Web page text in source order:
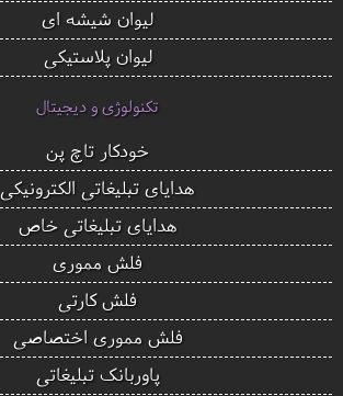
لیوان شیشه ای
لیوان پلاستیکی
تکنولوژی و دیجیتال
خودکار تاچ پن
هدایای تبلیغاتی الکترونیکی
هدایای تبلیغاتی خاص
فلش مموری
فلش کارتی
فلش مموری اختصاصی
پاوربانک تبلیغاتی